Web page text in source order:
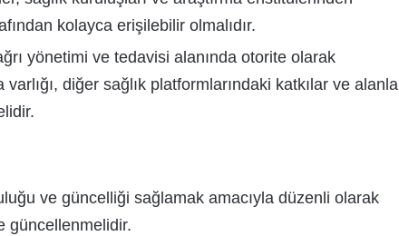
kolayca erişilebilir olmalıdır.
yönetimi ve tedavisi alanında otorite olarak
varlığı, diğer sağlık platformlarındaki katkılar ve alanla
ve güncelliği sağlamak amacıyla düzenli olarak
güncellenmelidir.